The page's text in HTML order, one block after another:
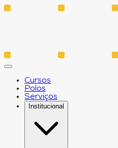
Cursos
Polos
Serviços
Institucional